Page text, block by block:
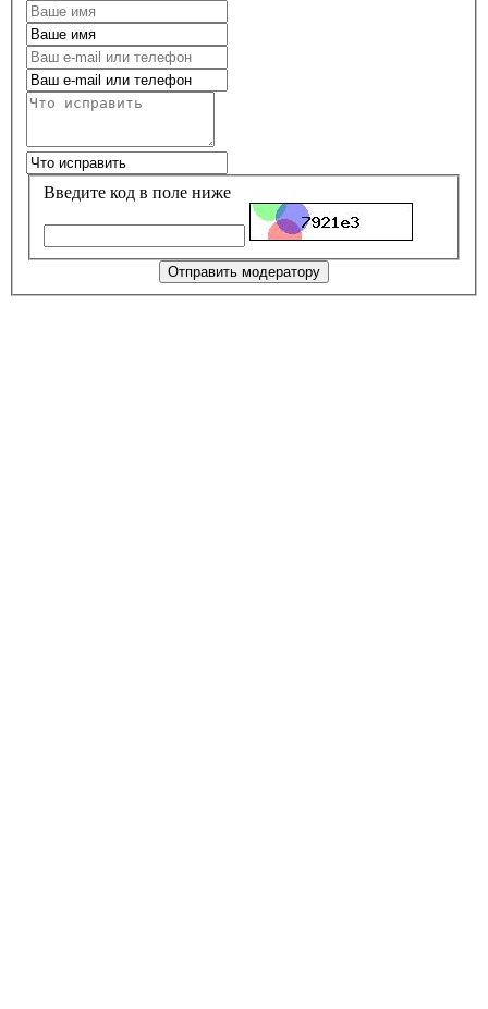
Введите код в поле ниже
Отправить модератору